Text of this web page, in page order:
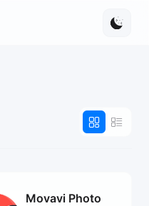
Movavi Photo